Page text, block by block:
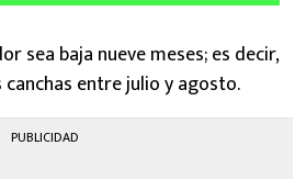
sea baja nueve meses; es decir,
entre julio y agosto.
PUBLICIDAD